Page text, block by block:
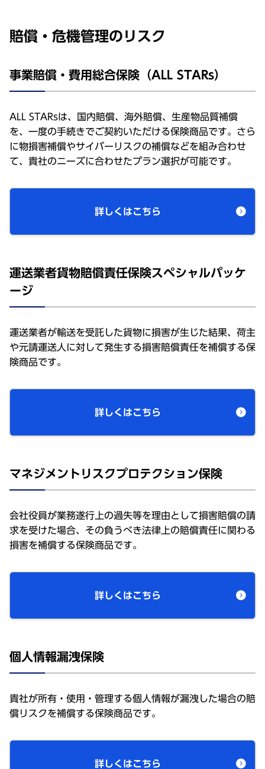
賠償・危機管理のリスク
事業賠償・費用総合保険（ALL STARs）
ALL STARsは、国内賠償、海外賠償、生産物品質補償
を、一度の手続きでご契約いただける保険商品です。さら
に物損害補償やサイバーリスクの補償などを組み合わせ
て、貴社のニーズに合わせたプラン選択が可能です。
詳しくはこちら
運送業者貨物賠償責任保険スペシャルパッケ
ージ
運送業者が輸送を受託した貨物に損害が生じた結果、荷主
や元請運送人に対して発生する損害賠償責任を補償する保
険商品です。
詳しくはこちら
マネジメントリスクプロテクション保険
会社役員が業務遂行上の過失等を理由として損害賠償の請
求を受けた場合、その負うべき法律上の賠償責任に関わる
損害を補償する保険商品です。
詳しくはこちら
個人情報漏洩保険
貴社が所有・使用・管理する個人情報が漏洩した場合の賠
償リスクを補償する保険商品です。
詳しくはこちら